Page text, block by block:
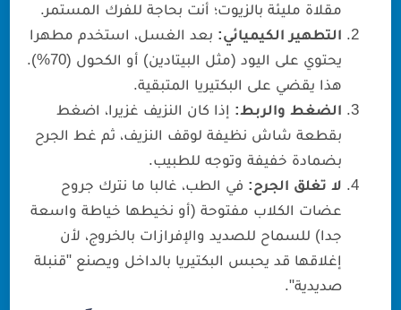
مقلاة مليئة بالزيوت؛ أنت بحاجة للفرك المستمر.
التطهير الكيميائي: بعد الغسل، استخدم مطهرا
يحتوي على اليود (مثل البيتادين) أو الكحول (70%).
هذا يقضي على البكتيريا المتبقية.
الضغط والربط: إذا كان النزيف غزيرا، اضغط
بقطعة شاش نظيفة لوقف النزيف، ثم غط الجرح
بضمادة خفيفة وتوجه للطبيب.
لا تغلق الجرح: في الطب، غالبا ما نترك جروح
عضات الكلاب مفتوحة (أو نخيطها خياطة واسعة
جدا) للسماح للصديد والإفرازات بالخروج، لأن
إغلاقها قد يحبس البكتيريا بالداخل ويصنع "قنبلة
صديدية".